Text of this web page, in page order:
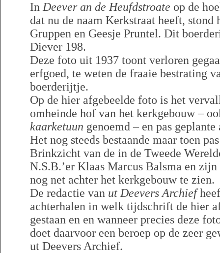
In Deever an de Heufdstroate op de
dat nu de naam Kerkstraat heeft,
Gruppen en Geesje Pruntel. Dit
Diever 198.
Deze foto uit 1937 toont verloren
erfgoed, te weten de fraaie bestrating
boerderijtje.
Op de hier afgebeelde foto is het
omheinde hof van het kerkgebouw –
kaarketuun genoemd – en pas
Het nog steeds bestaande maar toen
Brinkzicht van de in de Tweede
N.S.B.’er Klaas Marcus Balsma en
nog net achter het kerkgebouw te zien.
De redactie van ut Deevers Archief
achterhalen in welk tijdschrift de hier
gestaan en en wanneer precies deze
doet daarvoor een beroep op de zeer
ut Deevers Archief.